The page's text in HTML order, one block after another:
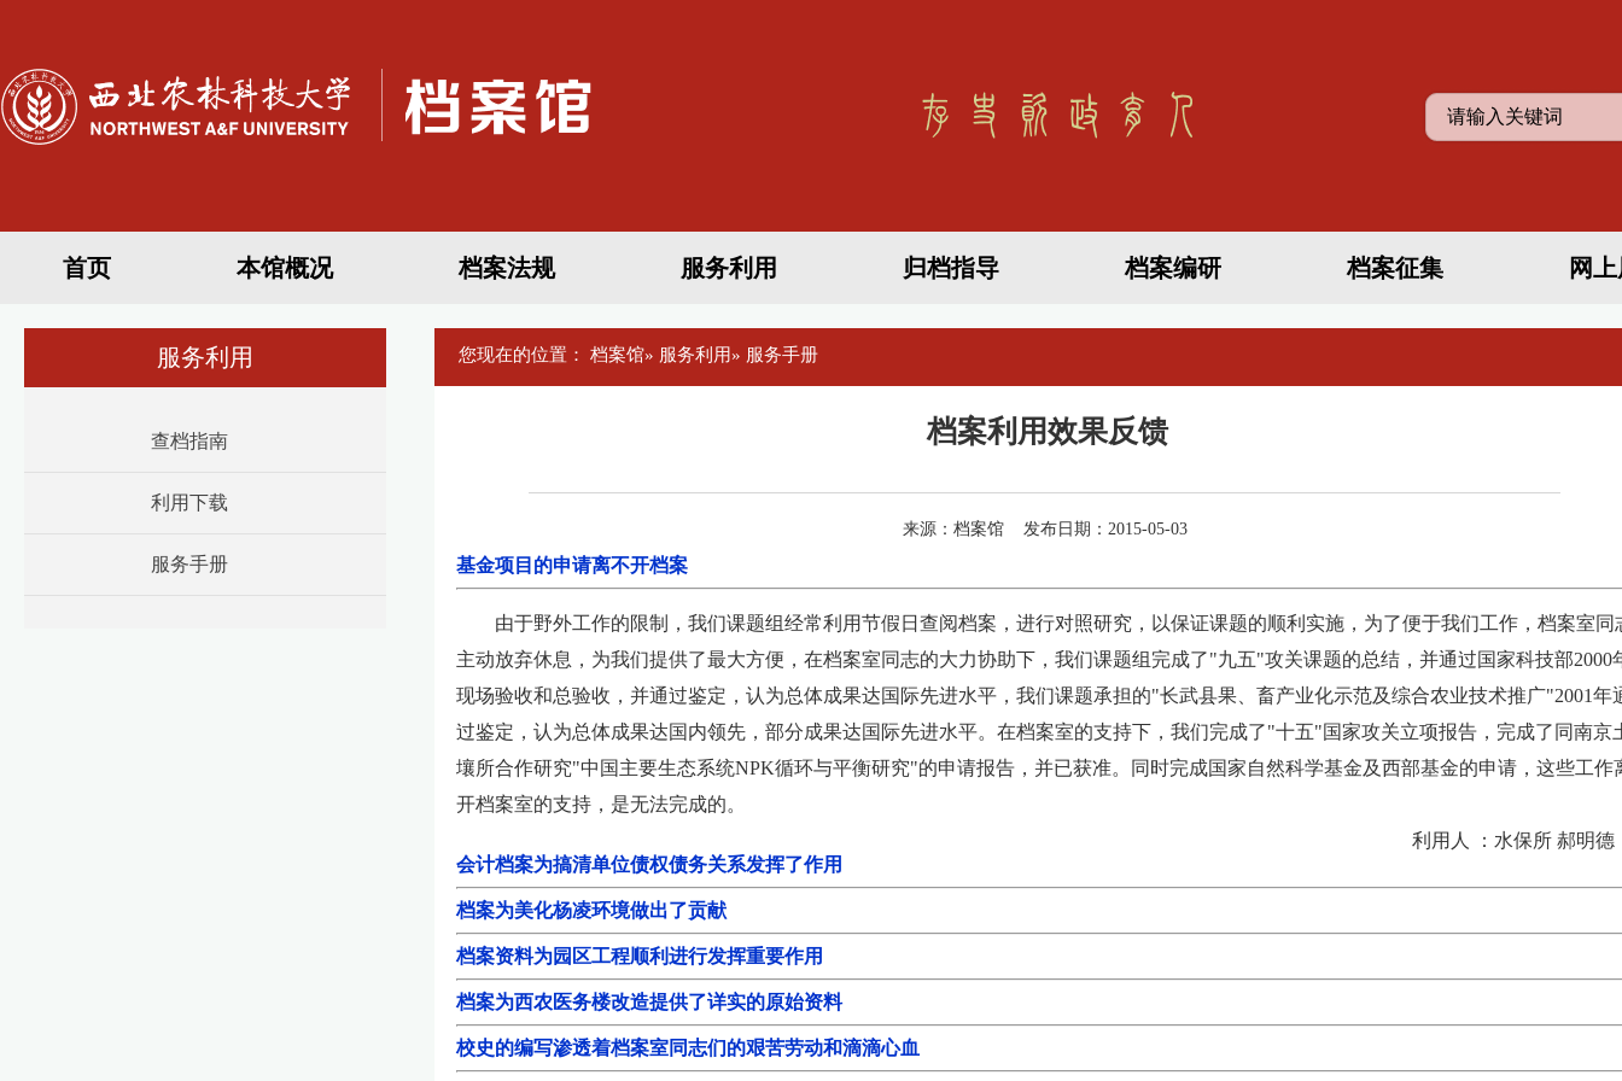
首页 本馆概况 档案法规 服务利用 归档指导 档案编研 档案征集 网
服务利用
查档指南
利用下载
服务手册
您现在的位置： 档案馆» 服务利用» 服务手册
档案利用效果反馈
来源：档案馆 发布日期：2015-05-03
基金项目的申请离不开档案
由于野外工作的限制，我们课题组经常利用节假日查阅档案，进行对照研究，以保证课题的顺利实施，为了便于我们工作，档案室同
主动放弃休息，为我们提供了最大方便，在档案室同志的大力协助下，我们课题组完成了"九五"攻关课题的总结，并通过国家科技部2000
现场验收和总验收，并通过鉴定，认为总体成果达国际先进水平，我们课题承担的"长武县果、畜产业化示范及综合农业技术推广"2001年
过鉴定，认为总体成果达国内领先，部分成果达国际先进水平。在档案室的支持下，我们完成了"十五"国家攻关立项报告，完成了同南京
壤所合作研究"中国主要生态系统NPK循环与平衡研究"的申请报告，并已获准。同时完成国家自然科学基金及西部基金的申请，这些工作
开档案室的支持，是无法完成的。
利用人 ：水保所 郝明德
会计档案为搞清单位债权债务关系发挥了作用
档案为美化杨凌环境做出了贡献
档案资料为园区工程顺利进行发挥重要作用
档案为西农医务楼改造提供了详实的原始资料
校史的编写渗透着档案室同志们的艰苦劳动和滴滴心血